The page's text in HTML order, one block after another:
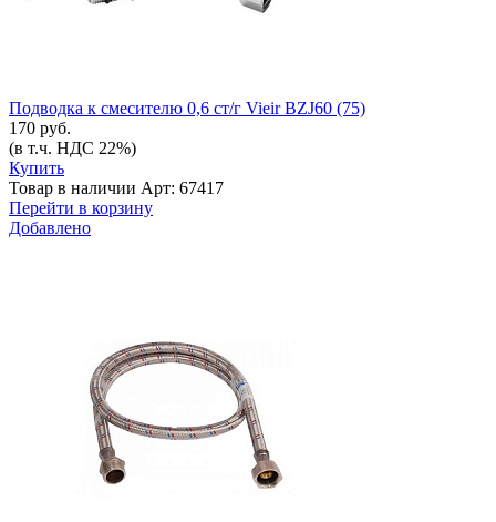
Подводка к смесителю 0,6 ст/г Vieir BZJ60 (75)
170 руб.
(в т.ч. НДС 22%)
Купить
Товар в наличии Арт: 67417
Перейти в корзину
Добавлено